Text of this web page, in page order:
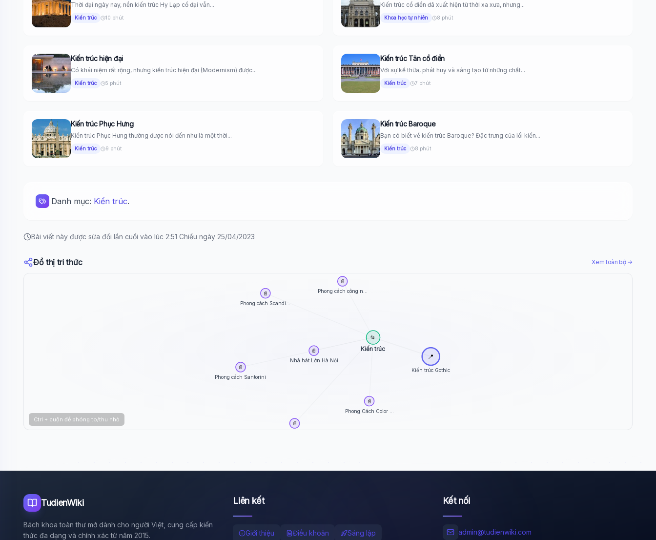
Thời đại ngày nay, nền kiến trúc Hy Lạp cổ đại vẫn...
Kiến trúc 10 phút
Kiến trúc cổ điển đã xuất hiện từ thời xa xưa, nhưng...
Khoa học tự nhiên 8 phút
Kiến trúc hiện đại
Có khái niệm rất rộng, nhưng kiến trúc hiện đại (Modernism) được...
Kiến trúc 5 phút
Kiến trúc Tân cổ điển
Với sự kế thừa, phát huy và sáng tạo từ những chất...
Kiến trúc 7 phút
Kiến trúc Phục Hưng
Kiến trúc Phục Hưng thường được nói đến như là một thời...
Kiến trúc 9 phút
Kiến trúc Baroque
Bạn có biết về kiến trúc Baroque? Đặc trưng của lối kiến...
Kiến trúc 8 phút
Danh mục: Kiến trúc.
Bài viết này được sửa đổi lần cuối vào lúc 2:51 Chiều ngày 25/04/2023
Đồ thị tri thức Xem toàn bộ →
Kiến trúc Gothic
📍
Kiến trúc
📂
Nhà hát Lớn Hà Nội
📄
Phong Cách Color ...
📄
Phong cách Santorini
📄
Phong cách công n...
📄
📄
Phong cách Scandi...
📄
Ctrl + cuộn để phóng to/thu nhỏ
TudienWiki
Bách khoa toàn thư mở dành cho người Việt, cung cấp kiến
thức đa dạng và chính xác từ năm 2015.
Liên kết
Giới thiệu Điều khoản Sáng lập
Kết nối
admin@tudienwiki.com